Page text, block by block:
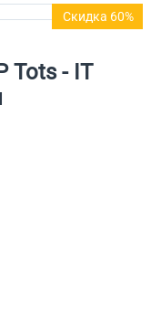
Скидка 60%
Tots - IT